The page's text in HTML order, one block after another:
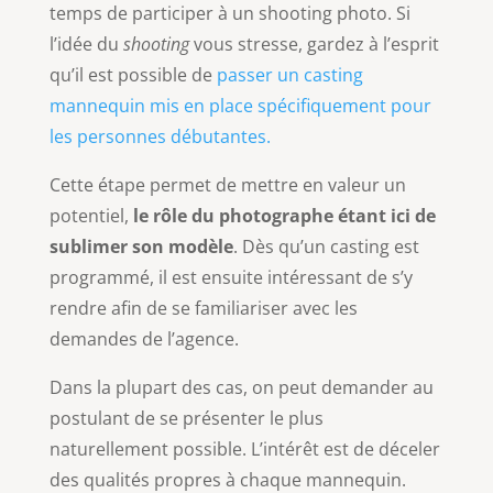
temps de participer à un shooting photo. Si
l’idée du shootingvous stresse, gardez à l’esprit
qu’il est possible de passer un casting
mannequin mis en place spécifiquement pour
les personnes débutantes.
Cette étape permet de mettre en valeur un
potentiel, le rôle du photographe étant ici de
sublimer son modèle. Dès qu’un casting est
programmé, il est ensuite intéressant de s’y
rendre afin de se familiariser avec les
demandes de l’agence.
Dans la plupart des cas, on peut demander au
postulant de se présenter le plus
naturellement possible. L’intérêt est de déceler
des qualités propres à chaque mannequin.